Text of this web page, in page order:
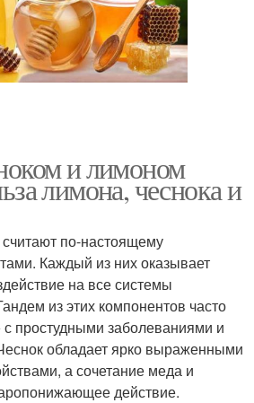
и лимоном
лимона, чеснока и
по-настоящему
Каждый из них оказывает
на все системы
из этих компонентов часто
с простудными заболеваниями и
обладает ярко выраженными
а сочетание меда и
действие.